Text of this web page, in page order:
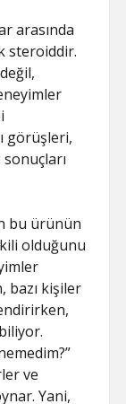
arasında
steroiddir.
görüşleri,
bu ürünün
olduğunu
bazı kişiler
ve
Yani,